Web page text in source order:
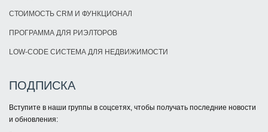
СТОИМОСТЬ CRM И ФУНКЦИОНАЛ
ПРОГРАММА ДЛЯ РИЭЛТОРОВ
LOW-CODE СИСТЕМА ДЛЯ НЕДВИЖИМОСТИ
ПОДПИСКА
Вступите в наши группы в соцсетях, чтобы получать последние новости
и обновления: